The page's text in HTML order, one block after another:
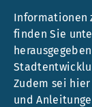
Informationen
finden Sie
Zudem sei
und